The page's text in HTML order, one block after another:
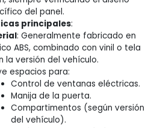
del panel.
principales:
: Generalmente fabricado en
ABS, combinado con vinil o tela
la versión del vehículo.
espacios para:
Control de ventanas eléctricas.
Manija de la puerta.
Compartimentos (según versión
del vehículo).